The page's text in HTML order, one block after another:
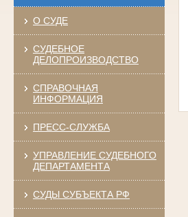
О СУДЕ
СУДЕБНОЕ
ДЕЛОПРОИЗВОДСТВО
СПРАВОЧНАЯ
ИНФОРМАЦИЯ
ПРЕСС-СЛУЖБА
УПРАВЛЕНИЕ СУДЕБНОГО
ДЕПАРТАМЕНТА
СУДЫ СУБЪЕКТА РФ